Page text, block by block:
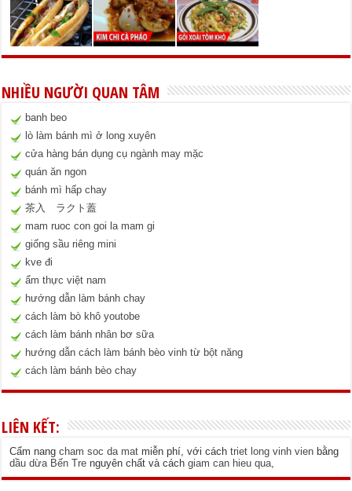
NHIỀU NGƯỜI QUAN TÂM
banh beo
lò làm bánh mì ở long xuyên
cửa hàng bán dụng cụ ngành may mặc
quán ăn ngon
bánh mì hấp chay
茶入 ラクト蓋
mam ruoc con goi la mam gi
giống sầu riêng mini
kve đi
ẩm thực việt nam
hướng dẫn làm bánh chay
cách làm bò khô youtobe
cách làm bánh nhân bơ sữa
hướng dẫn cách làm bánh bèo vinh từ bột năng
cách làm bánh bèo chay
LIÊN KẾT:
Cẩm nangcham soc da mat miễn phí, với cáchtriet long vinh vien bằng
dầu dừa Bến Tre nguyên chất và cáchgiam can hieu qua,